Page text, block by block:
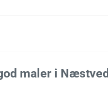
maler i Næstved